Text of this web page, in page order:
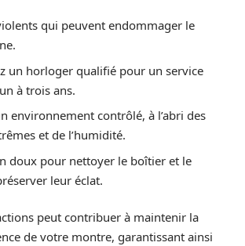
qui peuvent endommager le
un horloger qualifié pour un service
à trois ans.
environnement contrôlé, à l’abri des
et de l’humidité.
doux pour nettoyer le boîtier et le
leur éclat.
peut contribuer à maintenir la
de votre montre, garantissant ainsi